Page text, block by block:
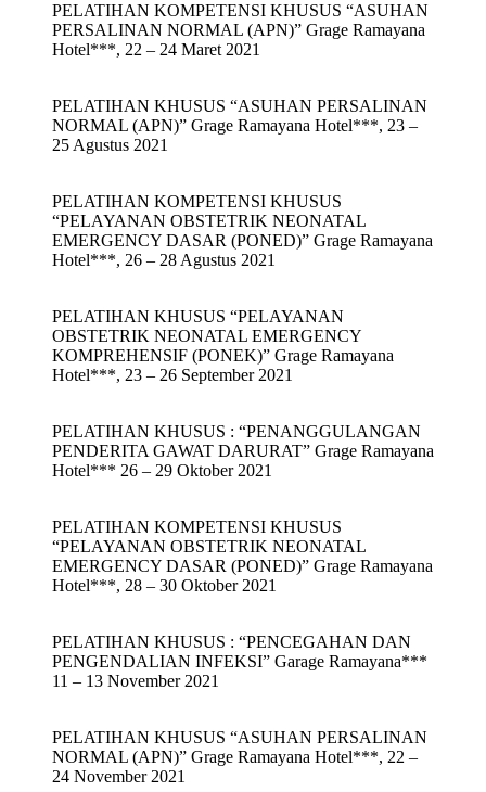
PELATIHAN KOMPETENSI KHUSUS “ASUHAN
PERSALINAN NORMAL (APN)” Grage Ramayana
Hotel***, 22 – 24 Maret 2021
PELATIHAN KHUSUS “ASUHAN PERSALINAN
NORMAL (APN)” Grage Ramayana Hotel***, 23 –
25 Agustus 2021
PELATIHAN KOMPETENSI KHUSUS
“PELAYANAN OBSTETRIK NEONATAL
EMERGENCY DASAR (PONED)” Grage Ramayana
Hotel***, 26 – 28 Agustus 2021
PELATIHAN KHUSUS “PELAYANAN
OBSTETRIK NEONATAL EMERGENCY
KOMPREHENSIF (PONEK)” Grage Ramayana
Hotel***, 23 – 26 September 2021
PELATIHAN KHUSUS : “PENANGGULANGAN
PENDERITA GAWAT DARURAT” Grage Ramayana
Hotel*** 26 – 29 Oktober 2021
PELATIHAN KOMPETENSI KHUSUS
“PELAYANAN OBSTETRIK NEONATAL
EMERGENCY DASAR (PONED)” Grage Ramayana
Hotel***, 28 – 30 Oktober 2021
PELATIHAN KHUSUS : “PENCEGAHAN DAN
PENGENDALIAN INFEKSI” Garage Ramayana***
11 – 13 November 2021
PELATIHAN KHUSUS “ASUHAN PERSALINAN
NORMAL (APN)” Grage Ramayana Hotel***, 22 –
24 November 2021